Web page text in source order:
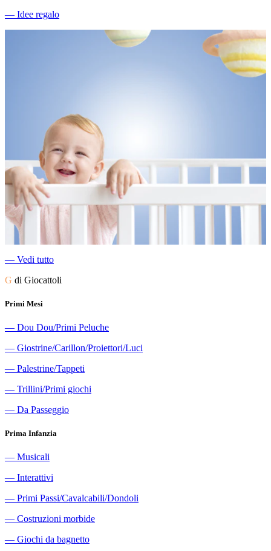
― Idee regalo
― Vedi tutto
G di Giocattoli
Primi Mesi
― Dou Dou/Primi Peluche
― Giostrine/Carillon/Proiettori/Luci
― Palestrine/Tappeti
― Trillini/Primi giochi
― Da Passeggio
Prima Infanzia
― Musicali
― Interattivi
― Primi Passi/Cavalcabili/Dondoli
― Costruzioni morbide
― Giochi da bagnetto